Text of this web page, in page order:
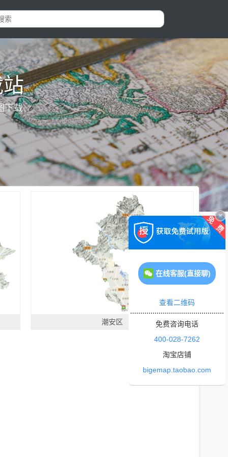
下载
潮安区
在线客服(直接聊)
查看二维码
免费咨询电话
400-028-7262
淘宝店铺
bigemap.taobao.com